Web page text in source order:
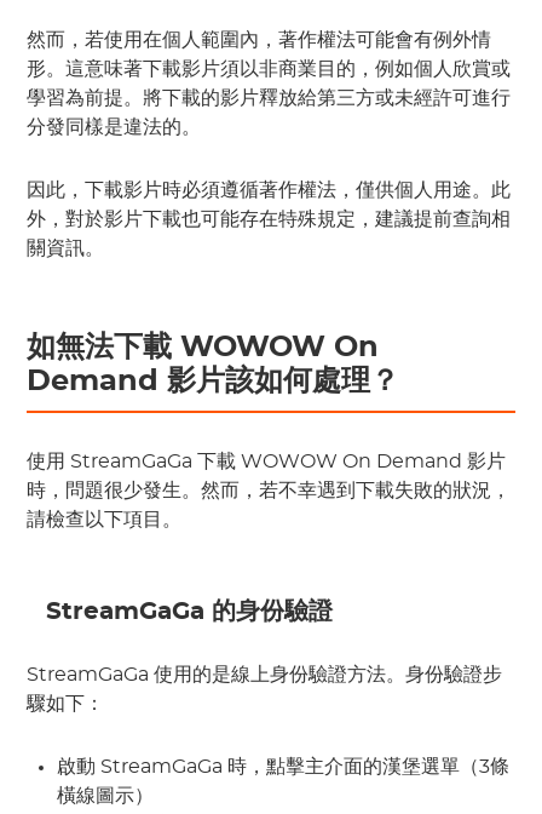
然而，若使用在個人範圍內，著作權法可能會有例外情
形。這意味著下載影片須以非商業目的，例如個人欣賞或
學習為前提。將下載的影片釋放給第三方或未經許可進行
分發同樣是違法的。
因此，下載影片時必須遵循著作權法，僅供個人用途。此
外，對於影片下載也可能存在特殊規定，建議提前查詢相
關資訊。
如無法下載 WOWOW On
Demand 影片該如何處理？
使用 StreamGaGa 下載 WOWOW On Demand 影片
時，問題很少發生。然而，若不幸遇到下載失敗的狀況，
請檢查以下項目。
StreamGaGa 的身份驗證
StreamGaGa 使用的是線上身份驗證方法。身份驗證步
驟如下：
啟動 StreamGaGa 時，點擊主介面的漢堡選單（3條
橫線圖示）